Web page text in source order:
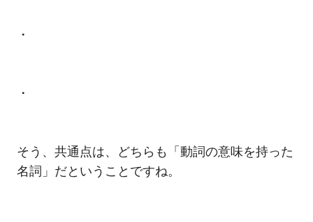
・
・
そう、共通点は、どちらも「動詞の意味を持った
名詞」だということですね。